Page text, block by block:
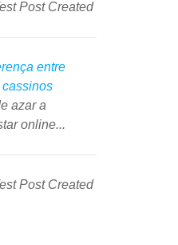
Post Created
entre
azar a
online...
Post Created